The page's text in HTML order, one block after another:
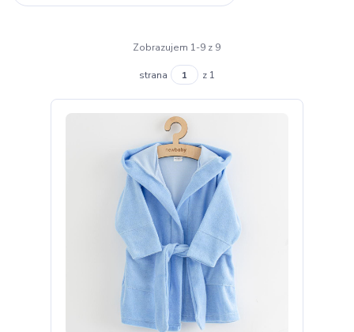
Zobrazujem 1-9 z 9
strana z 1